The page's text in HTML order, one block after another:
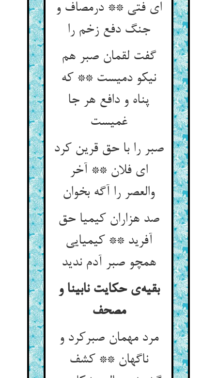
ای فتی ** درمصاف و
جنگ دفع زخم را
گفت لقمان صبر هم
نیکو دمیست ** که
پناه و دافع هر جا
غمیست
صبر را با حق قرین کرد
ای فلان ** آخر
والعصر را آگه بخوان
صد هزاران کیمیا حق
آفرید ** کیمیایی
همچو صبر آدم ندید
بقیه‌ی حکایت نابینا و
مصحف
مرد مهمان صبرکرد و
ناگهان ** کشف